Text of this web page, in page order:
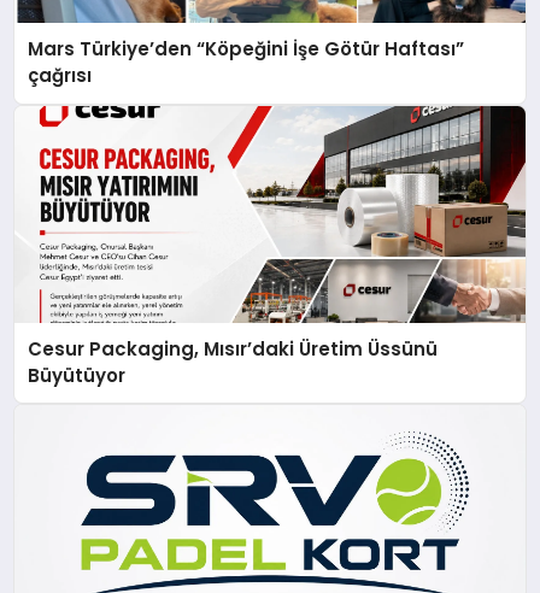
Mars Türkiye’den “Köpeğini İşe Götür Haftası”
çağrısı
Cesur Packaging, Mısır’daki Üretim Üssünü
Büyütüyor